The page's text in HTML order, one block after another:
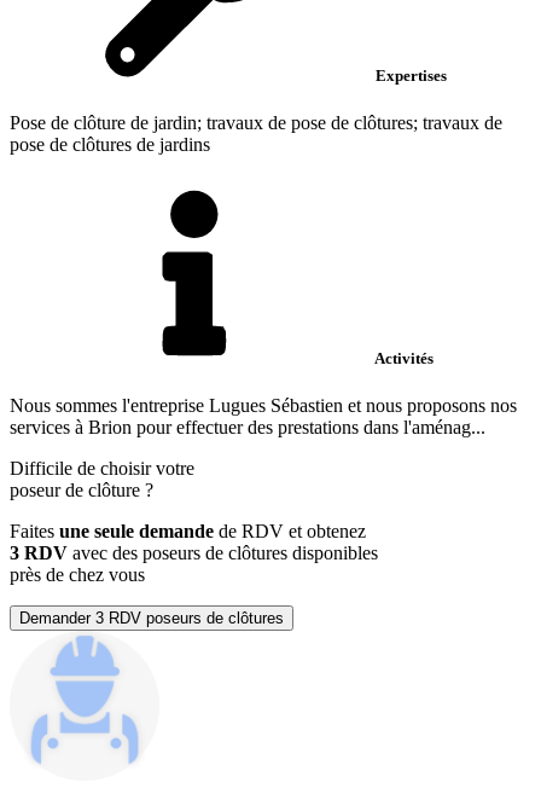
Expertises
Pose de clôture de jardin; travaux de pose de clôtures; travaux de
pose de clôtures de jardins
Activités
Nous sommes l'entreprise Lugues Sébastien et nous proposons nos
services à Brion pour effectuer des prestations dans l'aménag...
Difficile de choisir votre
poseur de clôture ?
Faites une seule demande de RDV et obtenez
3 RDV avec des poseurs de clôtures disponibles
près de chez vous
Demander 3 RDV poseurs de clôtures